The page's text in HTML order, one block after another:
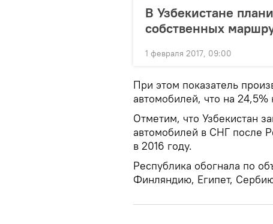
В Узбекистане
собственных
1 февраля 2017, 09:00
При этом показатель
автомобилей, что на
Отметим, что Узбекистан
автомобилей в СНГ после
в 2016 году.
Республика обогнала по
Финляндию, Египет,